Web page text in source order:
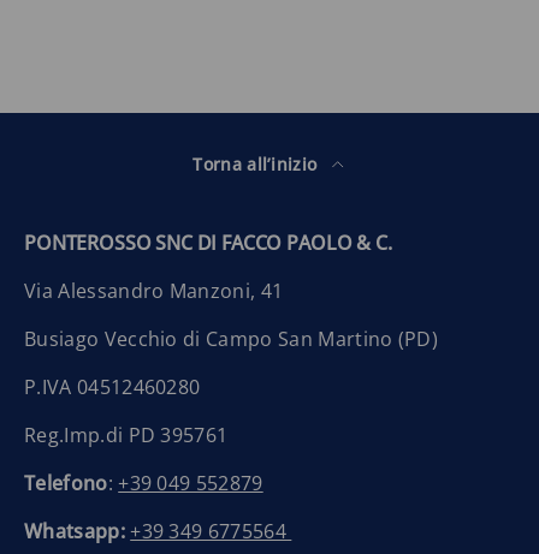
Torna all’inizio
PONTEROSSO SNC DI FACCO PAOLO & C.
Via Alessandro Manzoni, 41
Busiago Vecchio di Campo San Martino (PD)
P.IVA 04512460280
Reg.Imp.di PD 395761
Telefono:+39 049 552879
Whatsapp:+39 349 6775564